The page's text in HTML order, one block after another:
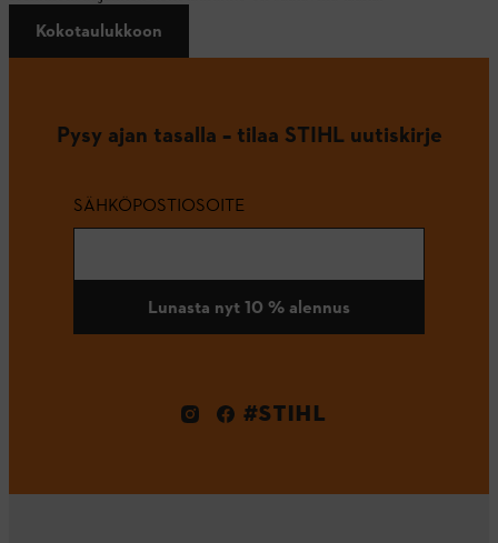
Kokotaulukkoon
Pysy ajan tasalla – tilaa STIHL uutiskirje
SÄHKÖPOSTIOSOITE
Lunasta nyt 10 % alennus
#STIHL